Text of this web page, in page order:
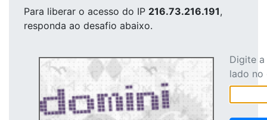
Para liberar o acesso do IP 216.73.216.191,
responda ao desafio abaixo.
Digite
lado no